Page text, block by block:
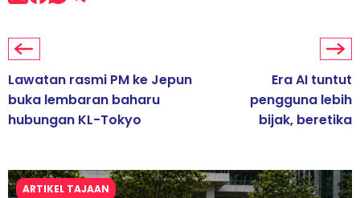
Lawatan rasmi PM ke Jepun
buka lembaran baharu
hubungan KL-Tokyo
Era AI tuntut
pengguna lebih
bijak, beretika
ARTIKEL TAJAAN